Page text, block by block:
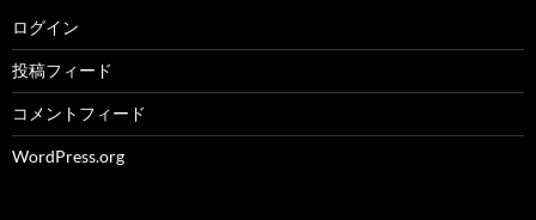
ログイン
投稿フィード
コメントフィード
WordPress.org